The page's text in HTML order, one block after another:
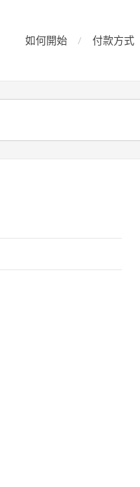
如何開始 付款方式